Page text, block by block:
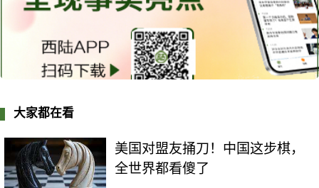
大家都在看
美国对盟友捅刀！中国这步棋，
全世界都看傻了